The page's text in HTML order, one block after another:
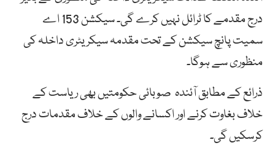
درج مقدمے کا ٹرائل نہیں کرے گی۔ سیکشن 153 اے
سمیت پانچ سیکشن کے تحت مقدمہ سیکریٹری داخلہ کی
منظوری سے ہوگا۔
ذرائع کے مطابق آئندہ صوبائی حکومتیں بھی ریاست کے
خلاف بغاوت کرنے اور اکسانے والوں کے خلاف مقدمات درج
کرسکیں گی۔